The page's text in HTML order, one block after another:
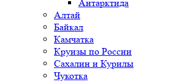
Антарктида
Алтай
Байкал
Камчатка
Круизы по России
Сахалин и Курилы
Чукотка